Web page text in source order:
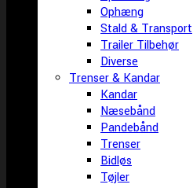
Ophæng
Stald & Transport
Trailer Tilbehør
Diverse
Trenser & Kandar
Kandar
Næsebånd
Pandebånd
Trenser
Bidløs
Tøjler